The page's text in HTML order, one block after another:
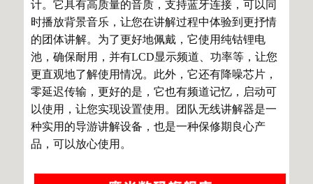
计。它具有高质量的音质，支持蓝牙连接，可以同
时播放背景音乐，让您在讲解过程中体验到更抒情
的团体讲解。为了更好地佩戴，它使用纯钴锂电
池，确保耐用，并有LCD显示频道、功率等，让您
更直观地了解使用情况。此外，它还有降噪芯片，
零延迟传输，更好的是，它也有频道记忆，启动可
以使用，让您实现设置使用。团队无线讲解器是一
种实用的导游讲解设备，也是一种保修期良心产
品，可以放心使用。